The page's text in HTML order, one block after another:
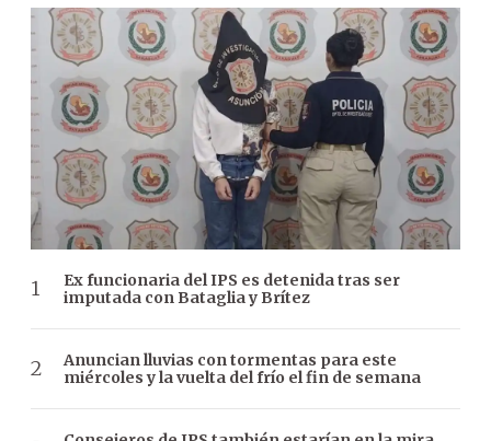
Ex funcionaria del IPS es detenida tras ser
imputada con Bataglia y Brítez
Anuncian lluvias con tormentas para este
miércoles y la vuelta del frío el fin de semana